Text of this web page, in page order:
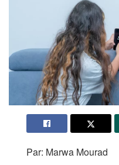
Par: Marwa Mourad